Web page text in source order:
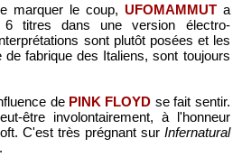
marquer le coup, UFOMAMMUTa
6 titres dans une version électro-
sont plutôt posées et les
fabrique des Italiens, sont toujours
de PINK FLOYD se fait sentir.
être involontairement, à l'honneur
C'est très prégnant sur Infernatural